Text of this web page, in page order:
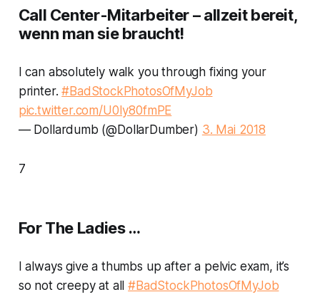
Call Center-Mitarbeiter – allzeit bereit,
wenn man sie braucht!
I can absolutely walk you through fixing your
printer.#BadStockPhotosOfMyJob
pic.twitter.com/U0Iy80fmPE
— Dollardumb (@DollarDumber) 3. Mai 2018
7
For The Ladies …
I always give a thumbs up after a pelvic exam, it’s
so not creepy at all#BadStockPhotosOfMyJob